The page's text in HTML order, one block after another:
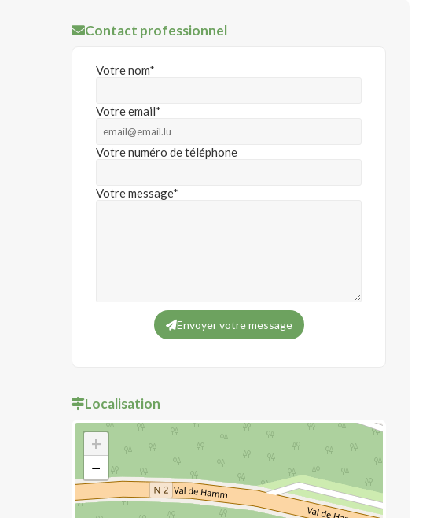
Contact professionnel
Votre nom*
Votre email*
Votre numéro de téléphone
Votre message*
Envoyer votre message
Localisation
+
−